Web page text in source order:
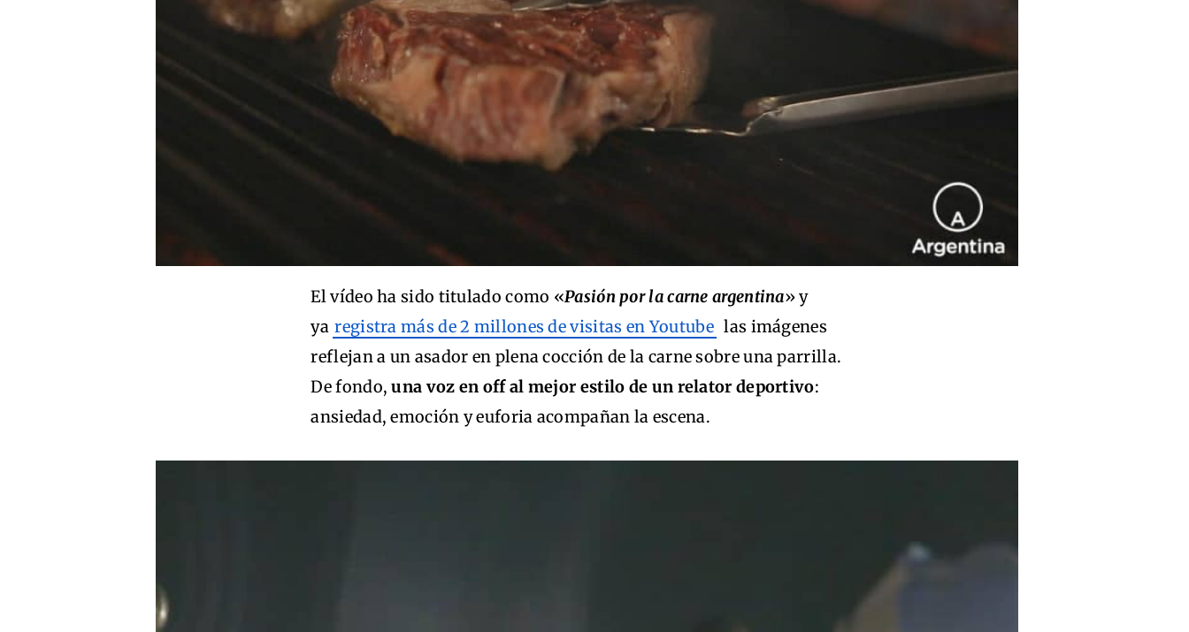
El vídeo ha sido titulado como «Pasión por la carne argentina» y
ya registra más de 2 millones de visitas en Youtube las imágenes
reflejan a un asador en plena cocción de la carne sobre una parrilla.
De fondo,una voz en off al mejor estilo de un relator deportivo:
ansiedad, emoción y euforia acompañan la escena.